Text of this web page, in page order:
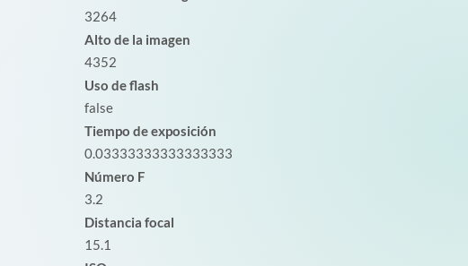
3264
Alto de la imagen
4352
Uso de flash
false
Tiempo de exposición
0.03333333333333333
Número F
3.2
Distancia focal
15.1